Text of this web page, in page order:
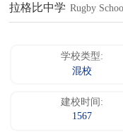
拉格比中学 Rugby
学校类型:
混校
建校时间:
1567